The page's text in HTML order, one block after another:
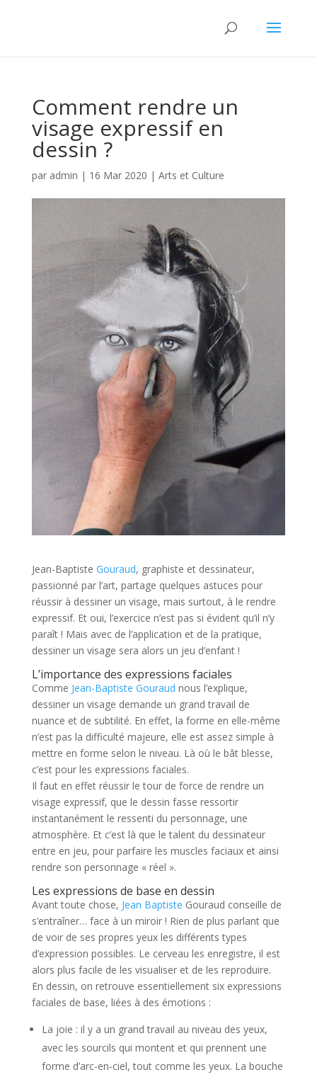
Comment rendre un
visage expressif en
dessin ?
par admin | 16 Mar 2020 | Arts et Culture
Jean-Baptiste Gouraud, graphiste et dessinateur,
passionné par l’art, partage quelques astuces pour
réussir à dessiner un visage, mais surtout, à le rendre
expressif. Et oui, l’exercice n’est pas si évident qu’il n’y
paraît ! Mais avec de l’application et de la pratique,
dessiner un visage sera alors un jeu d’enfant !
L’importance des expressions faciales
Comme Jean-Baptiste Gouraud nous l’explique,
dessiner un visage demande un grand travail de
nuance et de subtilité. En effet, la forme en elle-même
n’est pas la difficulté majeure, elle est assez simple à
mettre en forme selon le niveau. Là où le bât blesse,
c’est pour les expressions faciales.
Il faut en effet réussir le tour de force de rendre un
visage expressif, que le dessin fasse ressortir
instantanément le ressenti du personnage, une
atmosphère. Et c’est là que le talent du dessinateur
entre en jeu, pour parfaire les muscles faciaux et ainsi
rendre son personnage « réel ».
Les expressions de base en dessin
Avant toute chose, Jean Baptiste Gouraud conseille de
s’entraîner… face à un miroir ! Rien de plus parlant que
de voir de ses propres yeux les différents types
d’expression possibles. Le cerveau les enregistre, il est
alors plus facile de les visualiser et de les reproduire.
En dessin, on retrouve essentiellement six expressions
faciales de base, liées à des émotions :
La joie : il y a un grand travail au niveau des yeux,
avec les sourcils qui montent et qui prennent une
forme d’arc-en-ciel, tout comme les yeux. La bouche